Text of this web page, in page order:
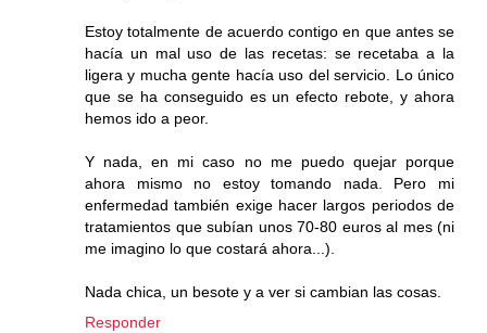
Estoy totalmente de acuerdo contigo en que antes se
hacía un mal uso de las recetas: se recetaba a la
ligera y mucha gente hacía uso del servicio. Lo único
que se ha conseguido es un efecto rebote, y ahora
hemos ido a peor.
Y nada, en mi caso no me puedo quejar porque
ahora mismo no estoy tomando nada. Pero mi
enfermedad también exige hacer largos periodos de
tratamientos que subían unos 70-80 euros al mes (ni
me imagino lo que costará ahora...).
Nada chica, un besote y a ver si cambian las cosas.
Responder